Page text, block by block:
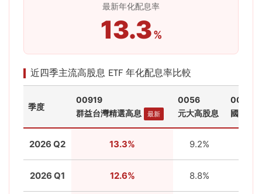
最新年化配息率
13.3%
近四季主流高股息 ETF 年化配息率比較
季度
00919
群益台灣精選高息
最新
0056
元大高股息
00878
國泰永
2026 Q2 13.3% 9.2%
2026 Q1 12.6% 8.8%